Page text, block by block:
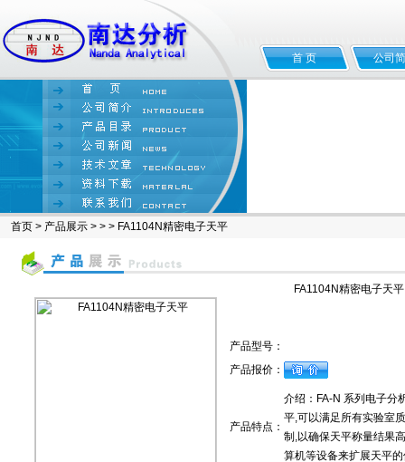
首 页 公司
首页 > 产品展示 > > > FA1104N精密电子天平
FA1104N精密电子天平
产品型号：
产品报价：
产品特点：
介绍：FA-N 系列电子分
平,可以满足所有实验室
制,以确保天平称量结果
算机等设备来扩展天平